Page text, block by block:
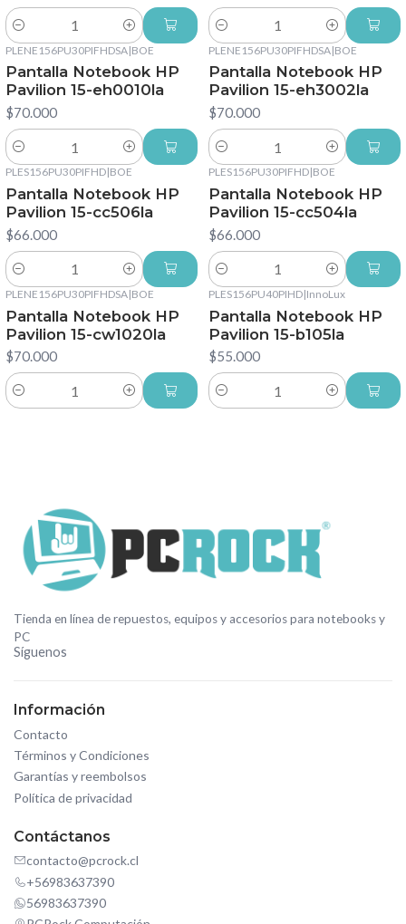
Cantidad Cantidad
PLENE156PU30PIFHDSA|BOE
Pantalla Notebook HP
Pavilion 15-eh0010la
$70.000
Cantidad
PLENE156PU30PIFHDSA|BOE
Pantalla Notebook HP
Pavilion 15-eh3002la
$70.000
Cantidad
PLES156PU30PIFHD|BOE
Pantalla Notebook HP
Pavilion 15-cc506la
$66.000
Cantidad
PLES156PU30PIFHD|BOE
Pantalla Notebook HP
Pavilion 15-cc504la
$66.000
Cantidad
PLENE156PU30PIFHDSA|BOE
Pantalla Notebook HP
Pavilion 15-cw1020la
$70.000
Cantidad
PLES156PU40PIHD|InnoLux
Pantalla Notebook HP
Pavilion 15-b105la
$55.000
Cantidad
Tienda en línea de repuestos, equipos y accesorios para notebooks y
PC
Síguenos
Información
Contacto
Términos y Condiciones
Garantías y reembolsos
Política de privacidad
Contáctanos
contacto@pcrock.cl
+56983637390
56983637390